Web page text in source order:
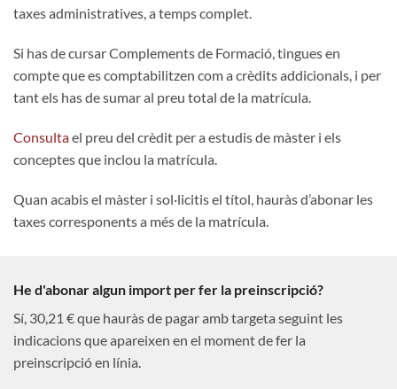
taxes administratives, a temps complet.
Si has de cursar Complements de Formació, tingues en
compte que es comptabilitzen com a crèdits addicionals, i per
tant els has de sumar al preu total de la matrícula.
Consultael preu del crèdit per a estudis de màster i els
conceptes que inclou la matrícula.
Quan acabis el màster i sol·licitis el títol, hauràs d’abonar les
taxes corresponents a més de la matrícula.
He d'abonar algun import per fer la preinscripció?
Sí, 30,21 € que hauràs de pagar amb targeta seguint les
indicacions que apareixen en el moment de fer la
preinscripció en línia.